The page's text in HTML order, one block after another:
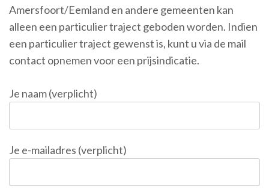
Amersfoort/Eemland en andere gemeenten kan
alleen een particulier traject geboden worden. Indien
een particulier traject gewenst is, kunt u via de mail
contact opnemen voor een prijsindicatie.
Je naam (verplicht)
Je e-mailadres (verplicht)